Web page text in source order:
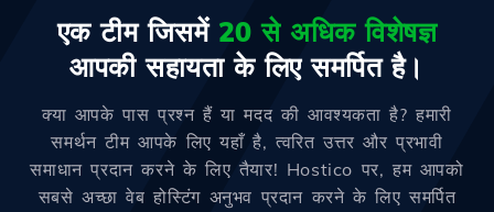
एक टीम जिसमें 20 से अधिक विशेषज्ञ
आपकी सहायता के लिए समर्पित है।
क्या आपके पास प्रश्न हैं या मदद की आवश्यकता है? हमारी
समर्थन टीम आपके लिए यहाँ है, त्वरित उत्तर और प्रभावी
समाधान प्रदान करने के लिए तैयार! Hostico पर, हम आपको
सबसे अच्छा वेब होस्टिंग अनुभव प्रदान करने के लिए समर्पित